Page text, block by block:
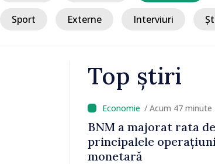
Sport Externe Interviuri
Top știri
/ Acum 47 minute
BNM a majorat rata
principalele
monetară